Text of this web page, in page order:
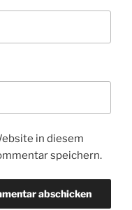
in diesem
speichern.